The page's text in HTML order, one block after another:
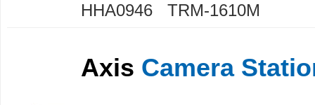
HHA0946 TRM-1610M
Axis Camera